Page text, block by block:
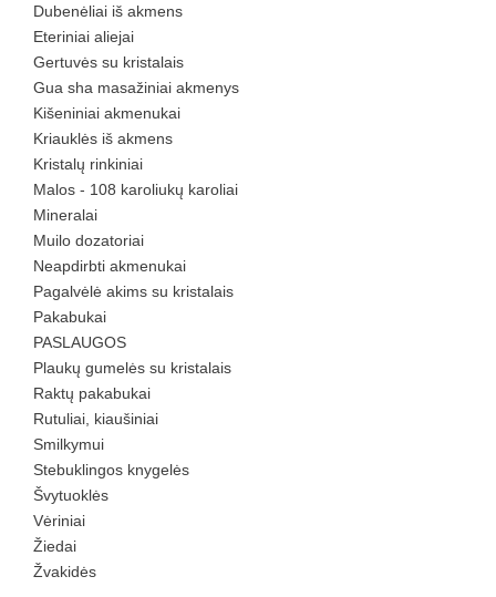
Dubenėliai iš akmens
Eteriniai aliejai
Gertuvės su kristalais
Gua sha masažiniai akmenys
Kišeniniai akmenukai
Kriauklės iš akmens
Kristalų rinkiniai
Malos - 108 karoliukų karoliai
Mineralai
Muilo dozatoriai
Neapdirbti akmenukai
Pagalvėlė akims su kristalais
Pakabukai
PASLAUGOS
Plaukų gumelės su kristalais
Raktų pakabukai
Rutuliai, kiaušiniai
Smilkymui
Stebuklingos knygelės
Švytuoklės
Vėriniai
Žiedai
Žvakidės